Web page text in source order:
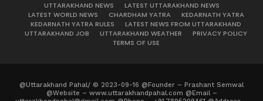
UTTARAKHAND NEWS
LATEST UTTARAKHAND NEWS
LATEST WORLD NEWS
CHARDHAM YATRA
KEDARNATH YATRA
KEDARNATH YATRA RULES
LATEST NEWS FROM UTTARAKHAND
UTTARAKHAND JOB
UTTARAKHAND WEATHER
PRIVACY POLICY
TERMS OF USE
@Uttarakhand Pahal/ © 2023-09-16 @Founder – Prashant Semwal
@Website – www.uttarakhandpahal.com @Email –